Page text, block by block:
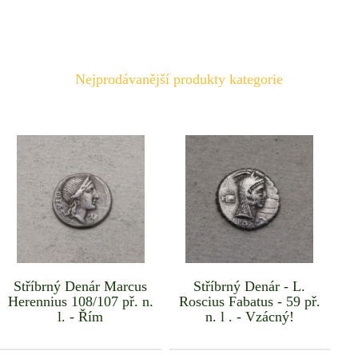
Nejprodávanější produkty kategorie
Stříbrný Denár Marcus
Herennius 108/107 př. n.
l. - Řím
Stříbrný Denár - L.
Roscius Fabatus - 59 př.
n. l . - Vzácný!